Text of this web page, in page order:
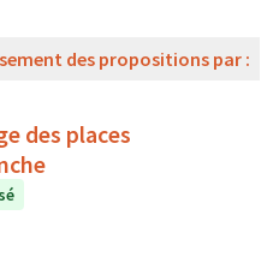
des propositions par :
des places